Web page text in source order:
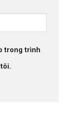
trong trình